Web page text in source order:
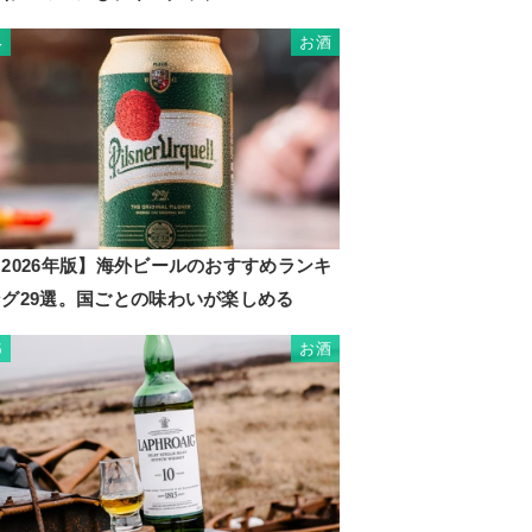
お酒
年版】海外ビールのおすすめランキ
29選。国ごとの味わいが楽しめる
お酒